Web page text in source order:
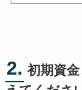
2. 初期資